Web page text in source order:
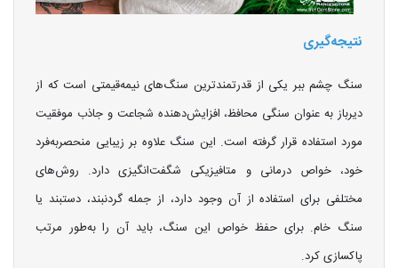
نتیجه‌گیری
سنگ چشم ببر یکی از قدرتمندترین سنگ‌های نیمه‌قیمتی است که از
دیرباز به عنوان سنگی محافظ، افزایش‌دهنده شجاعت و جاذب موفقیت
مورد استفاده قرار گرفته است. این سنگ علاوه بر زیبایی منحصربه‌فرد
خود، خواص درمانی و متافیزیکی شگفت‌انگیزی دارد. روش‌های
مختلفی برای استفاده از آن وجود دارد، از جمله گردنبند، دستبند یا
سنگ خام. برای حفظ خواص این سنگ، باید آن را به‌طور مرتب
پاکسازی کرد.